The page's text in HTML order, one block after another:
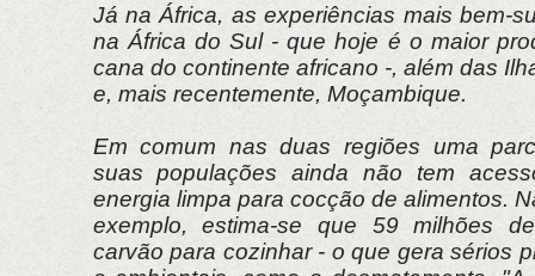
Já na África, as experiências mais bem-
na África do Sul - que hoje é o maior
cana do continente africano -, além das
e, mais recentemente, Moçambique.
Em comum nas duas regiões uma
suas populações ainda não tem
energia limpa para cocção de alimentos.
exemplo, estima-se que 59 milhões
carvão para cozinhar - o que gera sérios